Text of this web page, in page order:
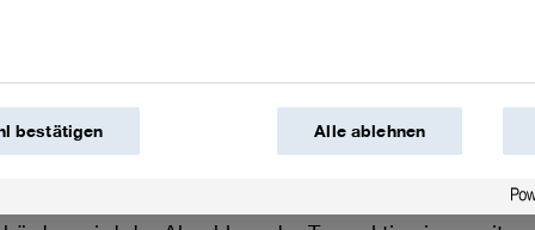
BASF und Carlyle, Washington D.C., die
über die Veräußerung der BASF-Geschäftseinheiten
und Oberflächentechnik („Coatings“)
beläuft sich auf 7,7 Milliarden €.
bestätigen Alle ablehnen